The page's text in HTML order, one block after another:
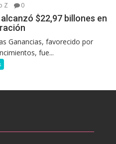
Z 0
$22,97 billones en
Ganancias, favorecido por
fue...